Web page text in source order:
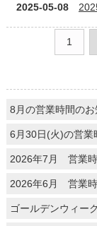
2025-05-08
1
8月の営業時間の
6月30日(火)の営業
2026年7月 営業
2026年6月 営業
ゴールデンウィー